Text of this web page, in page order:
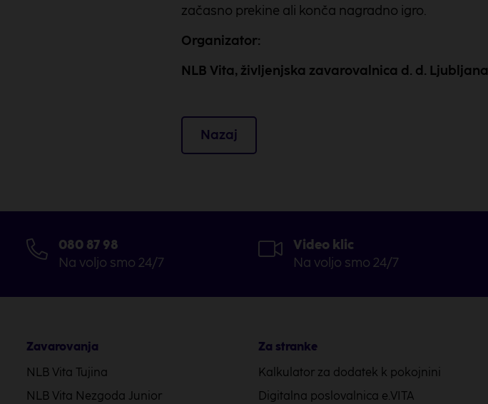
začasno prekine ali konča nagradno igro.
Organizator:
NLB Vita, življenjska zavarovalnica d. d. Ljubljana
Nazaj
080 87 98
Na voljo smo 24/7
Video klic
Na voljo smo 24/7
Zavarovanja
NLB Vita Tujina
NLB Vita Nezgoda Junior
Za stranke
Kalkulator za dodatek k pokojnini
Digitalna poslovalnica e.VITA